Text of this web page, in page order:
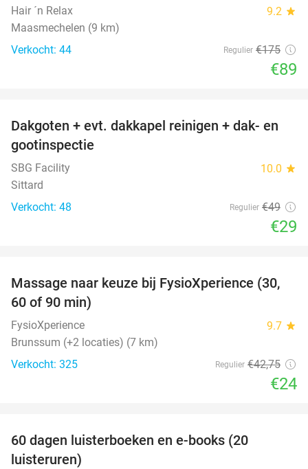
Hair ´n Relax 9.2 star
Maasmechelen (9 km)
Verkocht: 44
Regulier €175
€89
41%
Dakgoten + evt. dakkapel reinigen + dak- en
gootinspectie
SBG Facility 10.0 star
Sittard
Verkocht: 48
Regulier €49
€29
44%
Massage naar keuze bij FysioXperience (30,
60 of 90 min)
FysioXperience 9.7 star
Brunssum (+2 locaties) (7 km)
Verkocht: 325
Regulier €42,75
€24
60 dagen luisterboeken en e-books (20
luisteruren)